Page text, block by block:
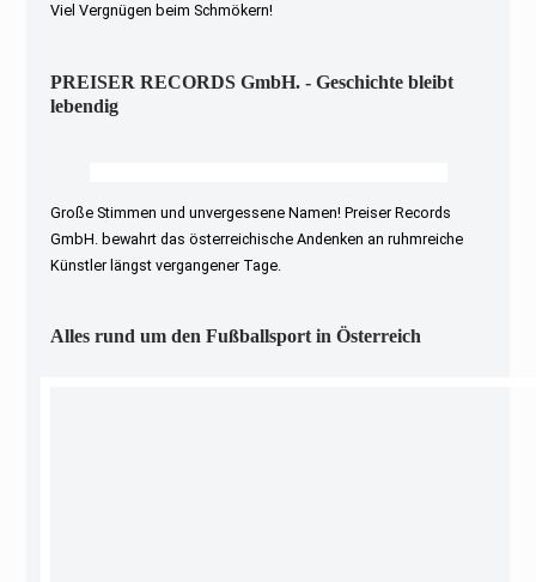
Viel Vergnügen beim Schmökern!
PREISER RECORDS GmbH. - Geschichte bleibt
lebendig
Große Stimmen und unvergessene Namen! Preiser Records
GmbH. bewahrt das österreichische Andenken an ruhmreiche
Künstler längst vergangener Tage.
Alles rund um den Fußballsport in Österreich